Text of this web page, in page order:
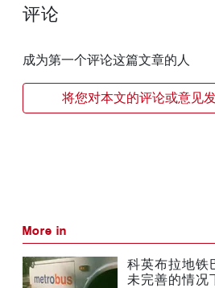
评论
成为第一个评论这篇文章的人
将您对本文的评论或意见
More in
科英布拉地铁
未完善的情况